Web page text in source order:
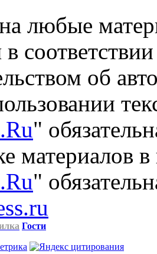
любые
об
"
материалов
"
Гости